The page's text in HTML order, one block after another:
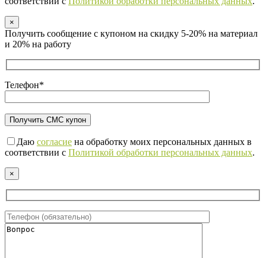
×
Получить сообщение с купоном на скидку 5-20% на материал
и 20% на работу
Телефон*
Даю согласие на обработку моих персональных данных в
соответствии с Политикой обработки персональных данных.
×